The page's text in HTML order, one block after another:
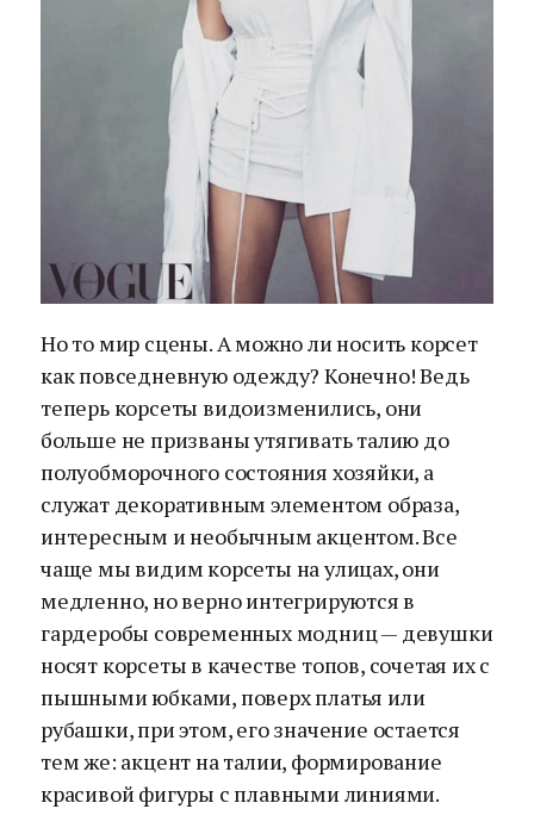
Но то мир сцены. А можно ли носить корсет
как повседневную одежду? Конечно! Ведь
теперь корсеты видоизменились, они
больше не призваны утягивать талию до
полуобморочного состояния хозяйки, а
служат декоративным элементом образа,
интересным и необычным акцентом. Все
чаще мы видим корсеты на улицах, они
медленно, но верно интегрируются в
гардеробы современных модниц — девушки
носят корсеты в качестве топов, сочетая их с
пышными юбками, поверх платья или
рубашки, при этом, его значение остается
тем же: акцент на талии, формирование
красивой фигуры с плавными линиями.